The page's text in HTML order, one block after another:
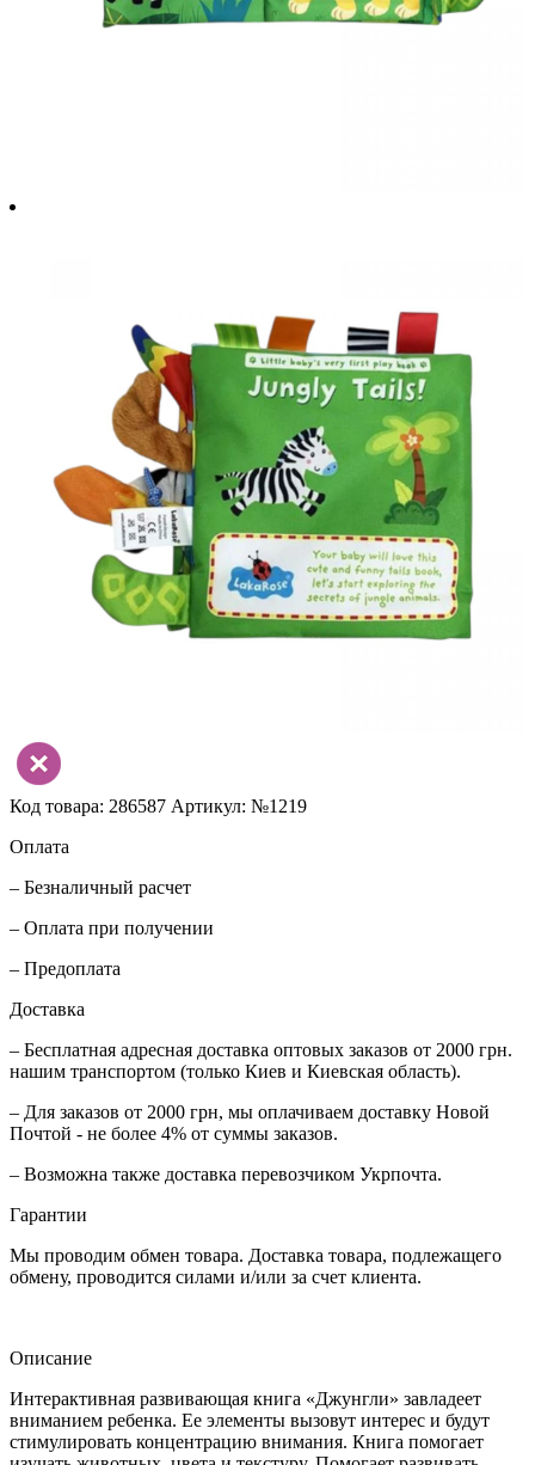
Код товара: 286587 Артикул: №1219
Оплата
– Безналичный расчет
– Оплата при получении
– Предоплата
Доставка
– Бесплатная адресная доставка оптовых заказов от 2000 грн.
нашим транспортом (только Киев и Киевская область).
– Для заказов от 2000 грн, мы оплачиваем доставку Новой
Почтой - не более 4% от суммы заказов.
– Возможна также доставка перевозчиком Укрпочта.
Гарантии
Мы проводим обмен товара. Доставка товара, подлежащего
обмену, проводится силами и/или за счет клиента.
Описание
Интерактивная развивающая книга «Джунгли» завладеет
вниманием ребенка. Ее элементы вызовут интерес и будут
стимулировать концентрацию внимания. Книга помогает